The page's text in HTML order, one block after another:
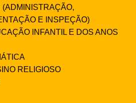
E INSPEÇÃO)
INFANTIL E DOS ANOS
RELIGIOSO